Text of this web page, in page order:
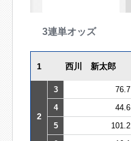
3連単オッズ
1 西川 新太郎
2
3 76.7
4
44.6
5
101.2